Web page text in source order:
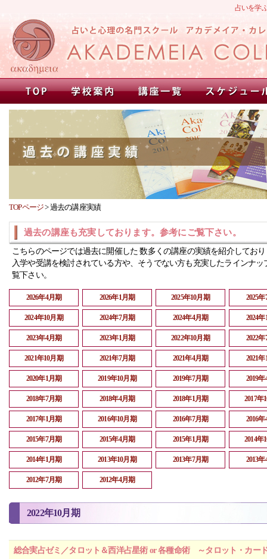
占いを学
TOPページ>過去の講座実績
過去の講座も充実しております。参考にご覧下さい。
こちらのページでは過去に開催した 数多くの講座の実績を紹介してお
入学や受講を検討されている方や、そうでない方も充実したラインナッ
覧下さい。
2026年4月期 2026年1月期 2025年10月期 2025
2024年10月期 2024年7月期 2024年4月期 2024
2023年4月期 2023年1月期 2022年10月期 2022
2021年10月期 2021年7月期 2021年4月期 2021
2020年1月期 2019年10月期 2019年7月期 2019
2018年7月期 2018年4月期 2018年1月期 2017年
2017年1月期 2016年10月期 2016年7月期 2016
2015年7月期 2015年4月期 2015年1月期 2014年
2014年1月期 2013年10月期 2013年7月期 2013
2012年7月期 2012年4月期
2022年10月期
総合実占ゼミ／タロット＆西洋占星術 or 各種命術 ～タロット・カー